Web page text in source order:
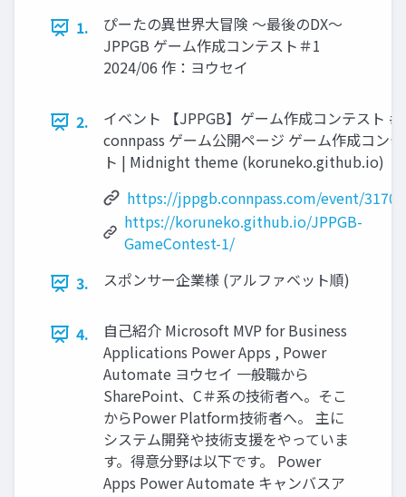
1.
ぴーたの異世界大冒険 ～最後のDX～
JPPGB ゲーム作成コンテスト＃1
2024/06 作：ヨウセイ
2.
イベント 【JPPGB】ゲーム作成コンテスト
connpass ゲーム公開ページ ゲーム作成コン
ト | Midnight theme (koruneko.github.io)
https://jppgb.connpass.com/event/
https://koruneko.github.io/JPPGB-
GameContest-1/
3.
スポンサー企業様 (アルファベット順)
4.
自己紹介 Microsoft MVP for Business
Applications Power Apps , Power
Automate ヨウセイ 一般職から
SharePoint、C＃系の技術者へ。そこ
からPower Platform技術者へ。 主に
システム開発や技術支援をやっていま
す。得意分野は以下です。 Power
Apps Power Automate キャンバスア